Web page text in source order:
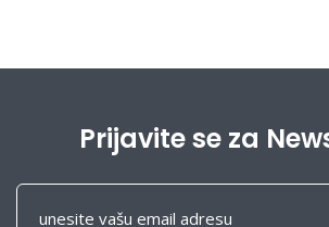
Prijavite se za